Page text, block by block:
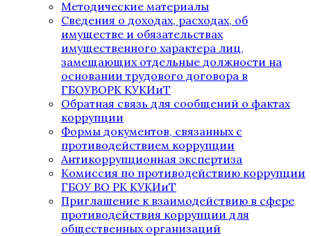
Методические материалы
Сведения о доходах, расходах, об
имуществе и обязательствах
имущественного характера лиц,
замещающих отдельные должности на
основании трудового договора в
ГБОУВОРК КУКИиТ
Обратная связь для сообщений о фактах
коррупции
Формы документов, связанных с
противодействием коррупции
Антикоррупционная экспертиза
Комиссия по противодействию коррупции
ГБОУ ВО РК КУКИиТ
Приглашение к взаимодействию в сфере
противодействия коррупции для
общественных организаций